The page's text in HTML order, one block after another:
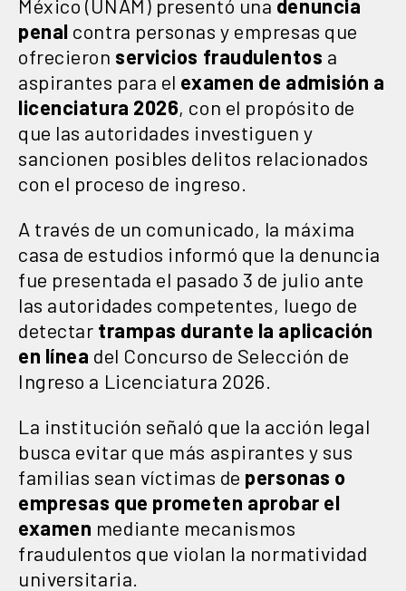
México (UNAM) presentó una denuncia
penal contra personas y empresas que
ofrecieron servicios fraudulentos a
aspirantes para el examen de admisión a
licenciatura 2026, con el propósito de
que las autoridades investiguen y
sancionen posibles delitos relacionados
con el proceso de ingreso.
A través de un comunicado, la máxima
casa de estudios informó que la denuncia
fue presentada el pasado 3 de julio ante
las autoridades competentes, luego de
detectar trampas durante la aplicación
en línea del Concurso de Selección de
Ingreso a Licenciatura 2026.
La institución señaló que la acción legal
busca evitar que más aspirantes y sus
familias sean víctimas de personas o
empresas que prometen aprobar el
examen mediante mecanismos
fraudulentos que violan la normatividad
universitaria.